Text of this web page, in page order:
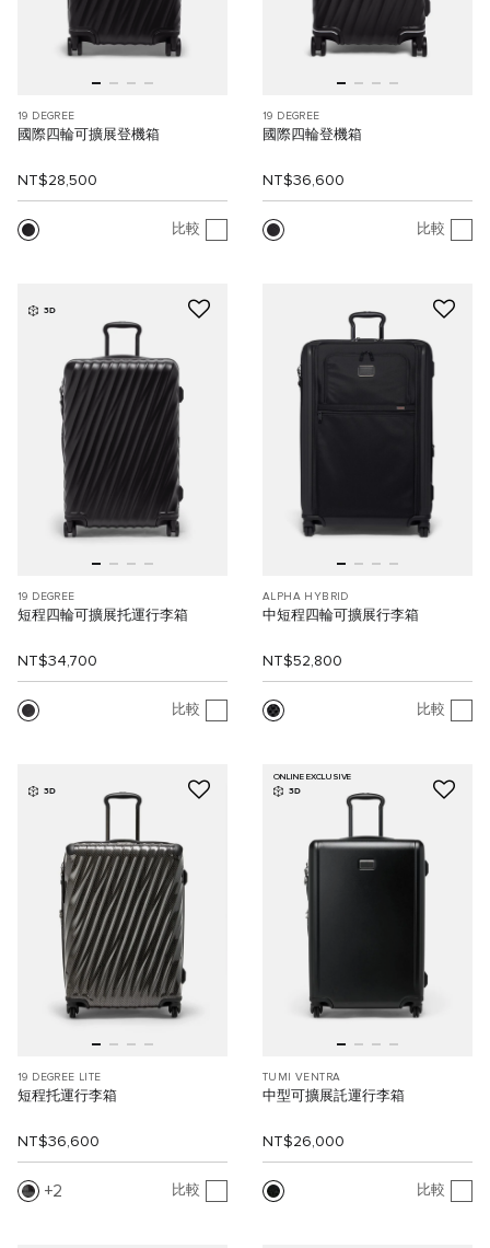
19 DEGREE
國際四輪可擴展登機箱
NT$28,500
比較
19 DEGREE
國際四輪登機箱
NT$36,600
比較
3D
19 DEGREE
短程四輪可擴展托運行李箱
NT$34,700
比較
ALPHA HYBRID
中短程四輪可擴展行李箱
NT$52,800
比較
3D
19 DEGREE LITE
短程托運行李箱
NT$36,600
2 比較
ONLINE EXCLUSIVE
3D
TUMI VENTRA
中型可擴展託運行李箱
NT$26,000
比較